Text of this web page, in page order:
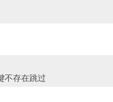
不存在跳过